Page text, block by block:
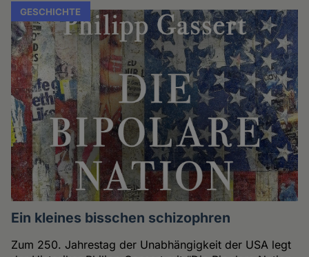
GESCHICHTE
Ein kleines bisschen schizophren
Zum 250. Jahrestag der Unabhängigkeit der USA legt